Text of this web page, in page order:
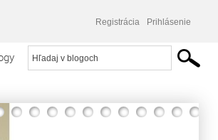
Registrácia Prihlásenie